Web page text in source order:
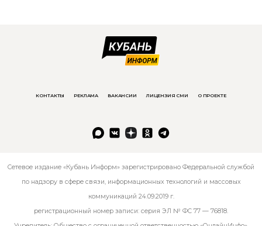
КОНТАКТЫ РЕКЛАМА ВАКАНСИИ ЛИЦЕНЗИЯ СМИ О ПРОЕКТЕ
Сетевое издание «Кубань Информ» зарегистрировано Федеральной службой
по надзору в сфере связи, информационных технологий и массовых
коммуникаций 24.09.2019 г.
регистрационный номер записи: серия ЭЛ № ФС 77 — 76818.